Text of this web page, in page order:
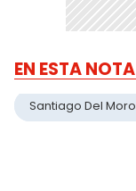
EN ESTA NOTA
Santiago Del Moro